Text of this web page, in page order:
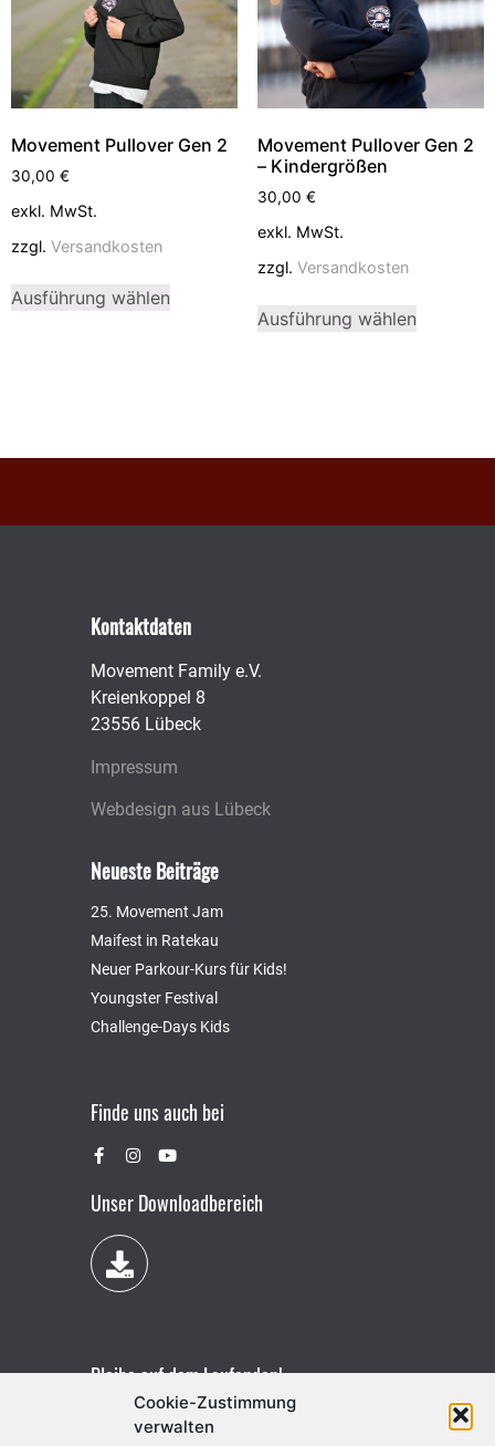
Cookie-Zustimmung
verwalten
Movement Pullover Gen 2
30,00 €
exkl. MwSt.
zzgl. Versandkosten
Ausführung wählen
Movement Pullover Gen 2
– Kindergrößen
30,00 €
exkl. MwSt.
zzgl. Versandkosten
Ausführung wählen
Kontaktdaten
Movement Family e.V.
Kreienkoppel 8
23556 Lübeck
Impressum
Webdesign aus Lübeck
Neueste Beiträge
25. Movement Jam
Maifest in Ratekau
Neuer Parkour-Kurs für Kids!
Youngster Festival
Challenge-Days Kids
Finde uns auch bei
Unser Downloadbereich
Bleibe auf dem Laufenden!